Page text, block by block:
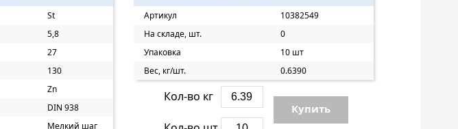
St
5,8
27
130
Zn
DIN 938
Мелкий шаг
Артикул
10382549
На складе, шт.
0
Упаковка
10 шт
Вес, кг/шт.
0.6390
Кол-во кг
Купить